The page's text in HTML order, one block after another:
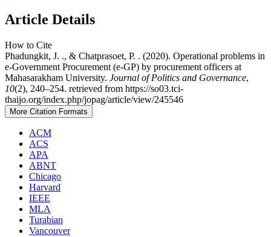
Article Details
How to Cite
Phadungkit, J. ., & Chatprasoet, P. . (2020). Operational problems in
e-Government Procurement (e-GP) by procurement officers at
Mahasarakham University. Journal of Politics and Governance,
10(2), 240–254. retrieved from https://so03.tci-
thaijo.org/index.php/jopag/article/view/245546
More Citation Formats
ACM
ACS
APA
ABNT
Chicago
Harvard
IEEE
MLA
Turabian
Vancouver